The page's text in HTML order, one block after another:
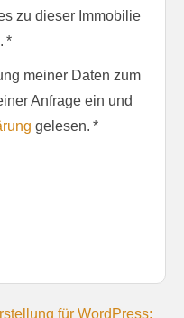
zu dieser Immobilie
*
meiner Daten zum
Anfrage ein und
gelesen. *
für WordPress: